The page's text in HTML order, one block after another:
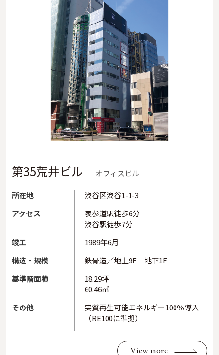
第35荒井ビル オフィスビル
所在地
渋谷区渋谷1-1-3
アクセス
表参道駅徒歩6分
渋谷駅徒歩7分
竣工
1989年6月
構造・規模
鉄骨造／地上9F 地下1F
基準階面積
18.29坪
60.46㎡
その他
実質再生可能エネルギー100％導入
（RE100に準拠）
View more